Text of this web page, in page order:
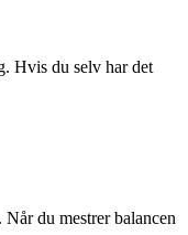
Hvis du selv har det
du mestrer balancen